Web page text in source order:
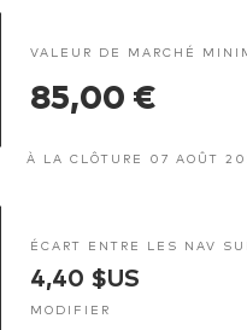
VALEUR DE MARCHÉ
85,00 €
À LA CLÔTURE 07 AOÛT
ÉCART ENTRE LES NAV
4,40 $US
MODIFIER